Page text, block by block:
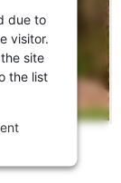
due to
visitor.
site
the list